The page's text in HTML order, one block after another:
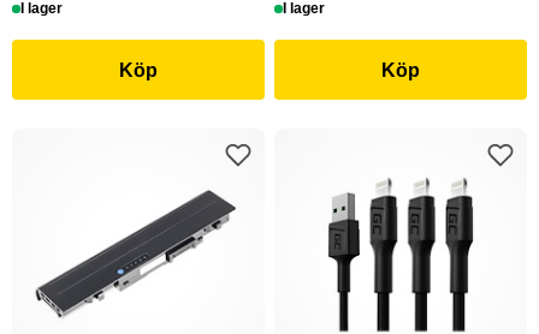
I lager
Köp
I lager
Köp